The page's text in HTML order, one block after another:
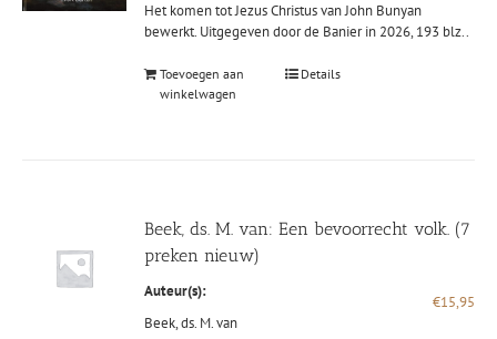
Het komen tot Jezus Christus van John Bunyan
bewerkt. Uitgegeven door de Banier in 2026, 193 blz..
Toevoegen aan
winkelwagen
Details
Beek, ds. M. van: Een bevoorrecht volk. (7
preken nieuw)
Auteur(s):
Beek, ds. M. van
€15,95